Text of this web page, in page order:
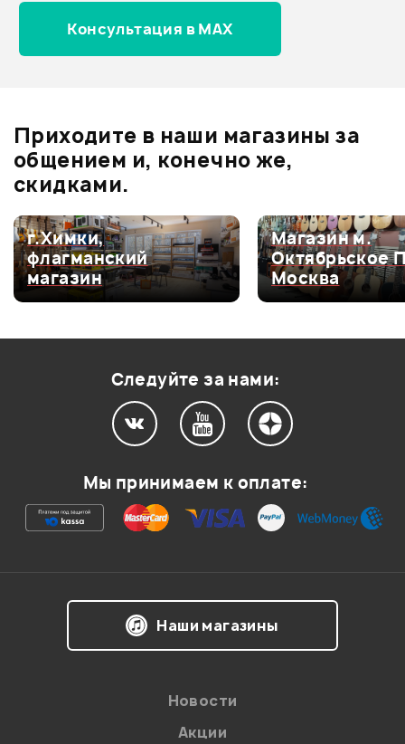
0.0
Оценка5
0
Оценка4
0
Оценка3
0
Архив товаров - новинки
Ваша оценка:
Консультация в MAX
Приходите в наши магазины за
общением и, конечно же,
скидками.
г.Химки,
флагманский
магазин
Магазин м.
Октябрьское
Москва
Следуйте за нами:
Мы принимаем к оплате:
Наши магазины
Новости
Акции